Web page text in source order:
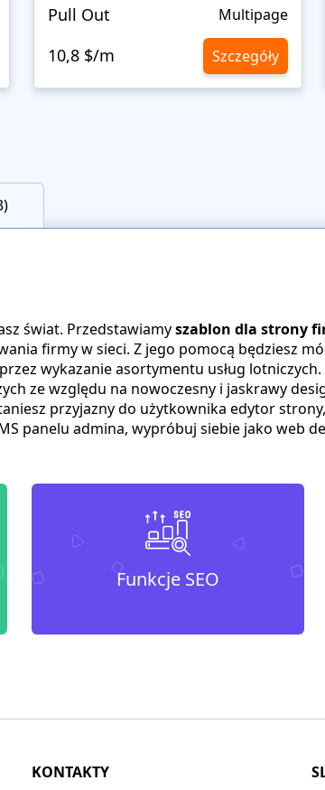
Pull Out Multipage
10,8 $/m Szczegóły
świat. Przedstawiamyszablon dla strony
firmy w sieci. Z jego pomocą będziesz
wykazanie asortymentu usług
ze względu na nowoczesny i jaskrawy
przyjazny do użytkownika edytor
panelu admina, wypróbuj siebie jako web
Funkcje SEO
KONTAKTY